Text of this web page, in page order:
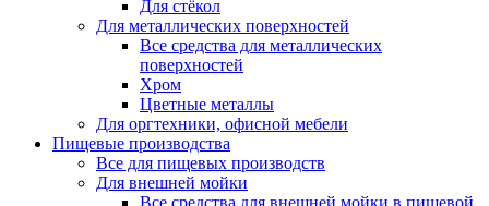
Для стёкол
Для металлических поверхностей
Все средства для металлических
поверхностей
Хром
Цветные металлы
Для оргтехники, офисной мебели
Пищевые производства
Все для пищевых производств
Для внешней мойки
Все средства для внешней мойки в пищевой